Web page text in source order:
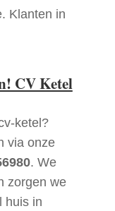
Klanten in
CV Ketel
ketel?
via onze
. We
zorgen we
huis in